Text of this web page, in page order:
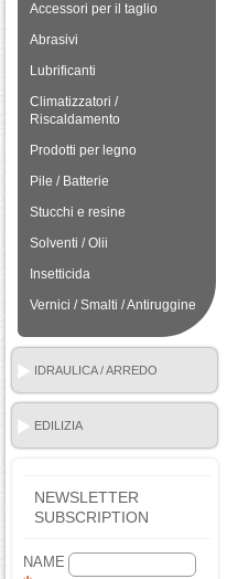
Accessori per il taglio
Abrasivi
Lubrificanti
Climatizzatori /
Riscaldamento
Prodotti per legno
Pile / Batterie
Stucchi e resine
Solventi / Olii
Insetticida
Vernici / Smalti / Antiruggine
IDRAULICA / ARREDO
BAGNO
EDILIZIA
NEWSLETTER
SUBSCRIPTION
NAME